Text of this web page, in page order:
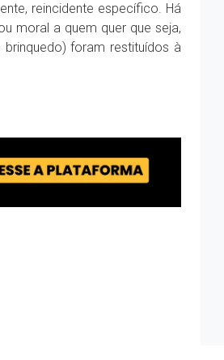
reincidente específico. Há
moral a quem quer que seja,
foram restituídos à